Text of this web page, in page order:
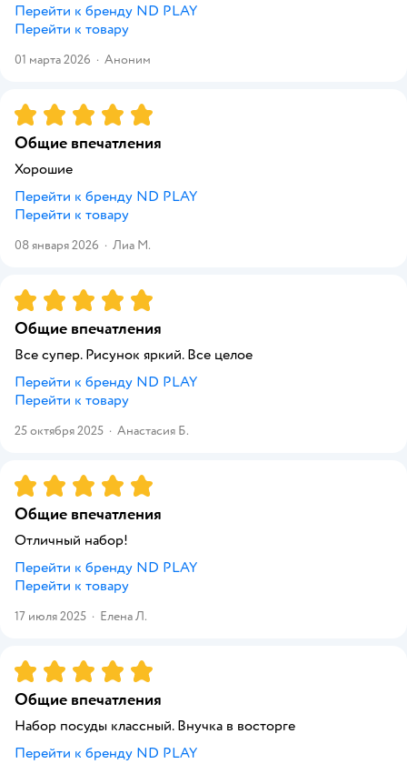
Перейти к бренду ND PLAY
Перейти к товару
01 марта 2026 · Аноним
Рейтинг:5
Общие впечатления
Хорошие
Перейти к бренду ND PLAY
Перейти к товару
08 января 2026 · Лиа М.
Рейтинг:5
Общие впечатления
Все супер. Рисунок яркий. Все целое
Перейти к бренду ND PLAY
Перейти к товару
25 октября 2025 · Анастасия Б.
Рейтинг:5
Общие впечатления
Отличный набор!
Перейти к бренду ND PLAY
Перейти к товару
17 июля 2025 · Елена Л.
Рейтинг:5
Общие впечатления
Набор посуды классный. Внучка в восторге
Перейти к бренду ND PLAY